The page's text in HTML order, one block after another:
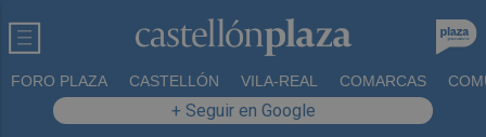
FORO PLAZA CASTELLÓN VILA-REAL COMARCAS
+ Seguir en Google